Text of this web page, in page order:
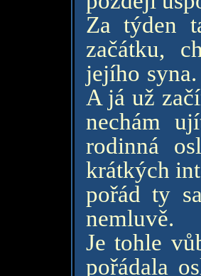
Za týden
začátku,
jejího
A já už
nechám
rodinná
krátkých
pořád ty
nemluvě.
Je tohle
pořádala